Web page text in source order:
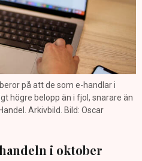
på att de som e-handlar i
högre belopp än i fjol, snarare än
Arkivbild. Bild: Oscar
i oktober